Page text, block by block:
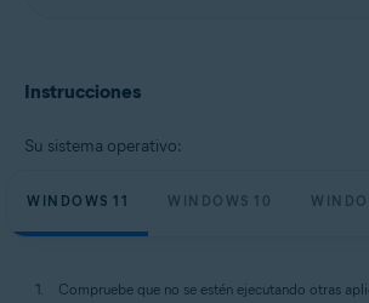
Instrucciones
Su sistema operativo:
WINDOWS 11 WINDOWS 10
Compruebe que no se estén ejecutando otras